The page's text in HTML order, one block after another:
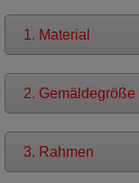
1. Material
2. Gemäldegröße
3. Rahmen